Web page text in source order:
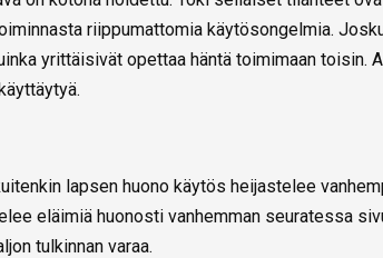
riippumattomia käytösongelmia.
yrittäisivät opettaa häntä toimimaan toisin.
lapsen huono käytös heijastelee
eläimiä huonosti vanhemman seuratessa
tulkinnan varaa.